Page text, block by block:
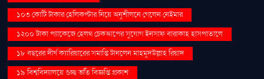
১০৩ কোটি টাকার হেলিকপ্টার নিয়ে অনুশীলনে গেলেন নেইমার
১২০০ টাকা প্যাকেজে হেলথ চেকআপের সুযোগ ইনসাফ বারাকাহ হাসপাতালে
১৮ বছরের দীর্ঘ ক্যারিয়ারের সমাপ্তি টানলেন মাহমুদউল্লাহ রিয়াদ
১৯ বিশ্ববিদ্যালয়ে গুচ্ছ ভর্তি বিজ্ঞপ্তি প্রকাশ